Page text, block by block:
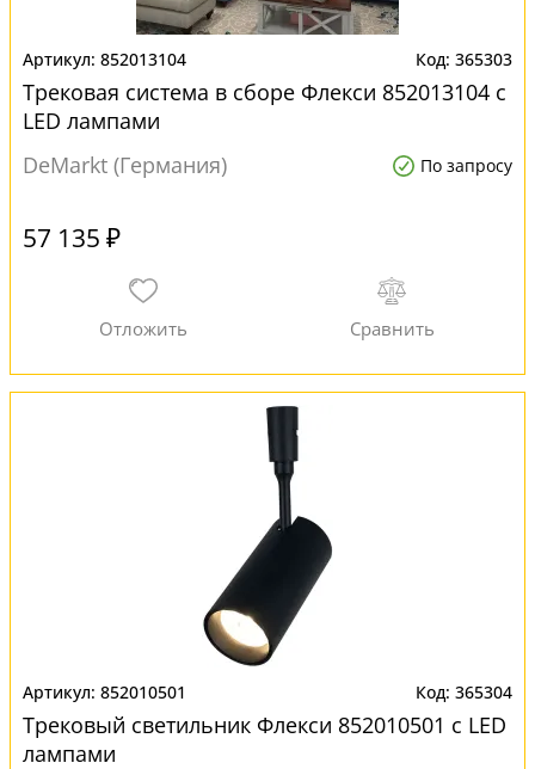
852013104 365303
Трековая система в сборе Флекси 852013104 с
LED лампами
DeMarkt (Германия)
По запросу
57 135 ₽
852010501 365304
Трековый светильник Флекси 852010501 с LED
лампами